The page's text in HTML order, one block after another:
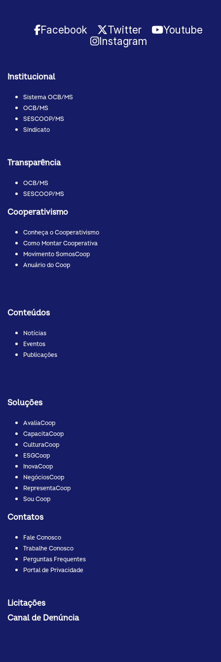
Facebook Twitter
Youtube
Instagram
Institucional
Sistema OCB/MS
OCB/MS
SESCOOP/MS
Sindicato
Transparência
OCB/MS
SESCOOP/MS
Cooperativismo
Conheça o Cooperativismo
Como Montar Cooperativa
Movimento SomosCoop
Anuário do Coop
Conteúdos
Notícias
Eventos
Publicações
Soluções
AvaliaCoop
CapacitaCoop
CulturaCoop
ESGCoop
InovaCoop
NegóciosCoop
RepresentaCoop
Sou Coop
Contatos
Fale Conosco
Trabalhe Conosco
Perguntas Frequentes
Portal de Privacidade
Licitações
Canal de Denúncia